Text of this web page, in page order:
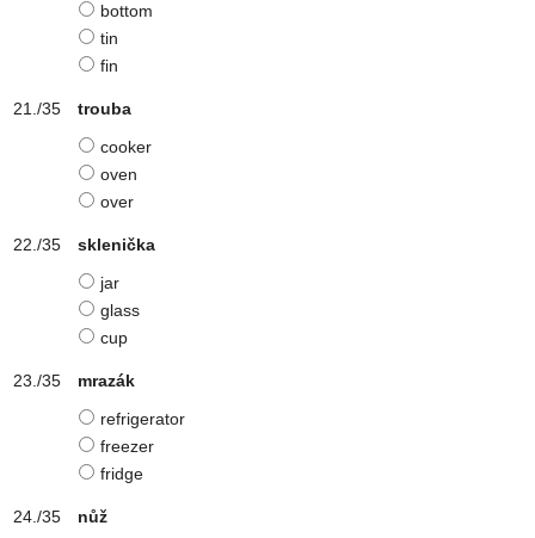
bottom
tin
fin
trouba
cooker
oven
over
sklenička
jar
glass
cup
mrazák
refrigerator
freezer
fridge
nůž